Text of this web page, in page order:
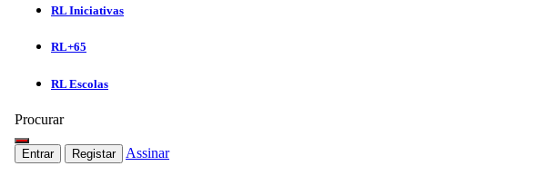
RL Iniciativas
RL+65
RL Escolas
Procurar
Entrar Registar Assinar